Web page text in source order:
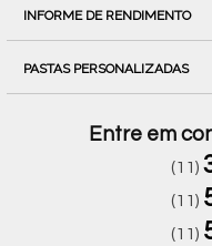
INFORME DE RENDIMENTO
PASTAS PERSONALIZADAS
Entre em
(11)
(11)
(11)